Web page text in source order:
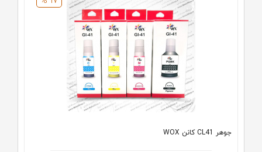
جوهر CL41 کانن WOX